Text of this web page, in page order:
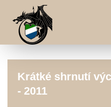
Krátké shrnutí
- 2011